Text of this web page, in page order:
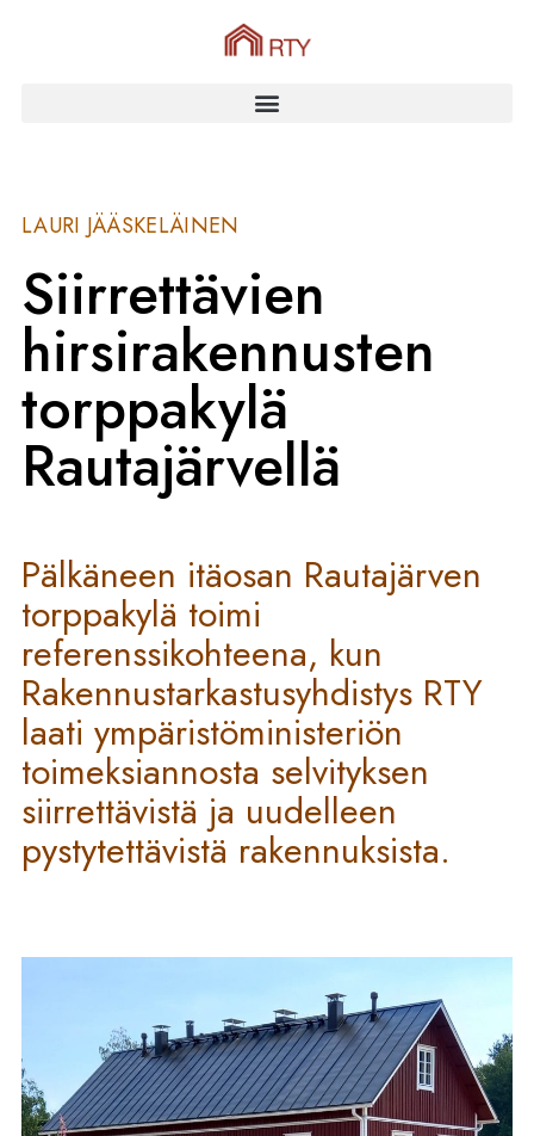
LAURI JÄÄSKELÄINEN
Siirrettävien
hirsirakennusten
torppakylä
Rautajärvellä
Pälkäneen itäosan Rautajärven
torppakylä toimi
referenssikohteena, kun
Rakennustarkastusyhdistys RTY
laati ympäristöministeriön
toimeksiannosta selvityksen
siirrettävistä ja uudelleen
pystytettävistä rakennuksista.